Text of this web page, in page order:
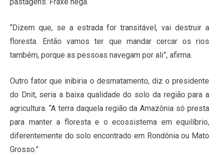
pastagens. Fraxe nega.
“Dizem que, se a estrada for transitável, vai destruir a
floresta. Então vamos ter que mandar cercar os rios
também, porque as pessoas navegam por ali”, afirma.
Outro fator que inibiria o desmatamento, diz o presidente
do Dnit, seria a baixa qualidade do solo da região para a
agricultura. “A terra daquela região da Amazônia só presta
para manter a floresta e o ecossistema em equilíbrio,
diferentemente do solo encontrado em Rondônia ou Mato
Grosso.”